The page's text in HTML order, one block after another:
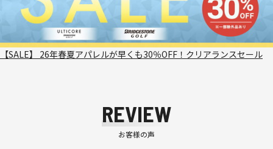
【SALE】 26年春夏アパレルが早くも30％OFF！クリアランスセール
REVIEW
お客様の声